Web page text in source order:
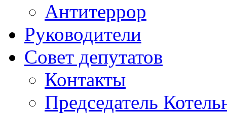
Антитеррор
Руководители
Совет депутатов
Контакты
Председатель